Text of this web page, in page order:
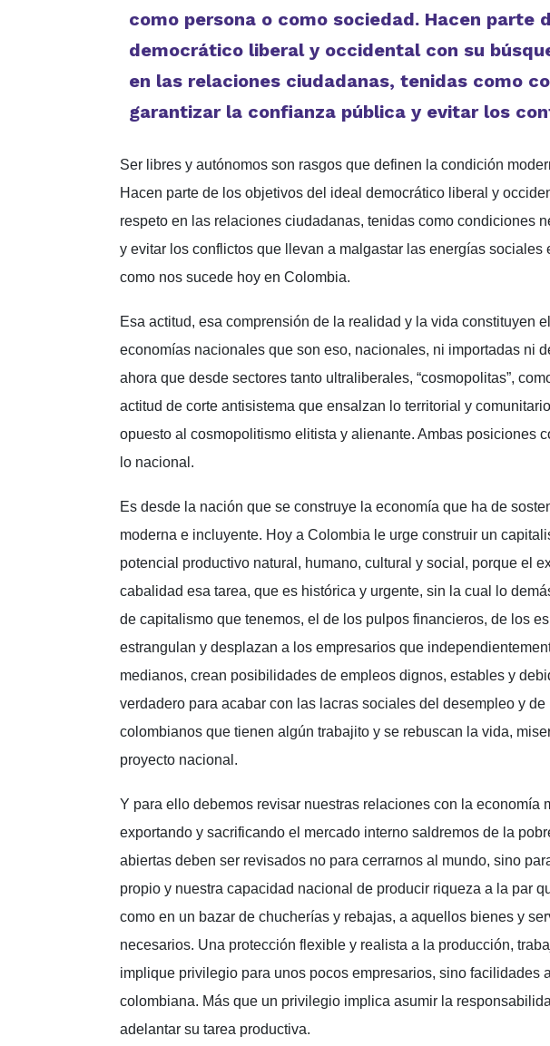
como persona o como sociedad. Hacen parte
democrático liberal y occidental con su
en las relaciones ciudadanas, tenidas como
garantizar la confianza pública y evitar los
Ser libres y autónomos son rasgos que definen la condición
Hacen parte de los objetivos del ideal democrático liberal y
respeto en las relaciones ciudadanas, tenidas como condiciones
y evitar los conflictos que llevan a malgastar las energías
como nos sucede hoy en Colombia.
Esa actitud, esa comprensión de la realidad y la vida constituyen
economías nacionales que son eso, nacionales, ni importadas ni
ahora que desde sectores tanto ultraliberales, “cosmopolitas”,
actitud de corte antisistema que ensalzan lo territorial y
opuesto al cosmopolitismo elitista y alienante. Ambas posiciones
lo nacional.
Es desde la nación que se construye la economía que ha de
moderna e incluyente. Hoy a Colombia le urge construir un
potencial productivo natural, humano, cultural y social, porque el
cabalidad esa tarea, que es histórica y urgente, sin la cual lo
de capitalismo que tenemos, el de los pulpos financieros, de los
estrangulan y desplazan a los empresarios que
medianos, crean posibilidades de empleos dignos, estables y
verdadero para acabar con las lacras sociales del desempleo y
colombianos que tienen algún trabajito y se rebuscan la vida,
proyecto nacional.
Y para ello debemos revisar nuestras relaciones con la economía
exportando y sacrificando el mercado interno saldremos de la
abiertas deben ser revisados no para cerrarnos al mundo, sino
propio y nuestra capacidad nacional de producir riqueza a la par
como en un bazar de chucherías y rebajas, a aquellos bienes y
necesarios. Una protección flexible y realista a la producción,
implique privilegio para unos pocos empresarios, sino facilidades
colombiana. Más que un privilegio implica asumir la
adelantar su tarea productiva.